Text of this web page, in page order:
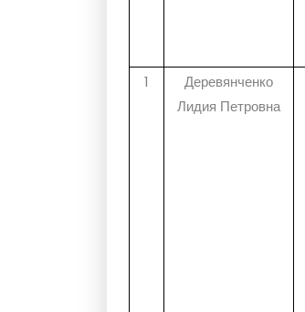
1
Деревянченко
Лидия Петровна